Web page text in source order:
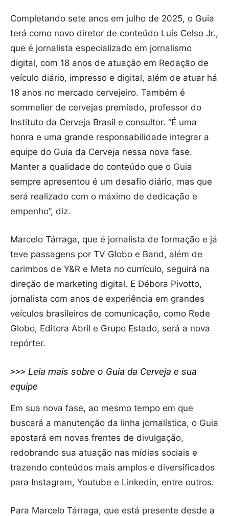
Completando sete anos em julho de 2025, o Guia
terá como novo diretor de conteúdo Luís Celso Jr.,
que é jornalista especializado em jornalismo
digital, com 18 anos de atuação em Redação de
veículo diário, impresso e digital, além de atuar há
18 anos no mercado cervejeiro. Também é
sommelier de cervejas premiado, professor do
Instituto da Cerveja Brasil e consultor. “É uma
honra e uma grande responsabilidade integrar a
equipe do Guia da Cerveja nessa nova fase.
Manter a qualidade do conteúdo que o Guia
sempre apresentou é um desafio diário, mas que
será realizado com o máximo de dedicação e
empenho”, diz.
Marcelo Tárraga, que é jornalista de formação e já
teve passagens por TV Globo e Band, além de
carimbos de Y&R e Meta no currículo, seguirá na
direção de marketing digital. E Débora Pivotto,
jornalista com anos de experiência em grandes
veículos brasileiros de comunicação, como Rede
Globo, Editora Abril e Grupo Estado, será a nova
repórter.
>>> Leia mais sobre o Guia da Cerveja e sua
equipe
Em sua nova fase, ao mesmo tempo em que
buscará a manutenção da linha jornalística, o Guia
apostará em novas frentes de divulgação,
redobrando sua atuação nas mídias sociais e
trazendo conteúdos mais amplos e diversificados
para Instagram, Youtube e Linkedin, entre outros.
Para Marcelo Tárraga, que está presente desde a